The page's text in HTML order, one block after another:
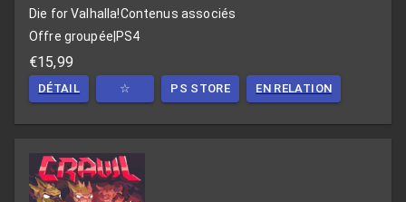
Die for Valhalla!Contenus associés
Offre groupée PS4
€15,99
DÉTAIL ☆ PS STORE EN RELATION